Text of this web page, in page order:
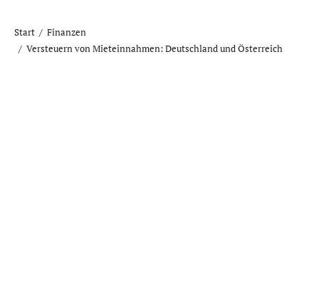
Start
Finanzen
Versteuern von Mieteinnahmen: Deutschland und Österreich